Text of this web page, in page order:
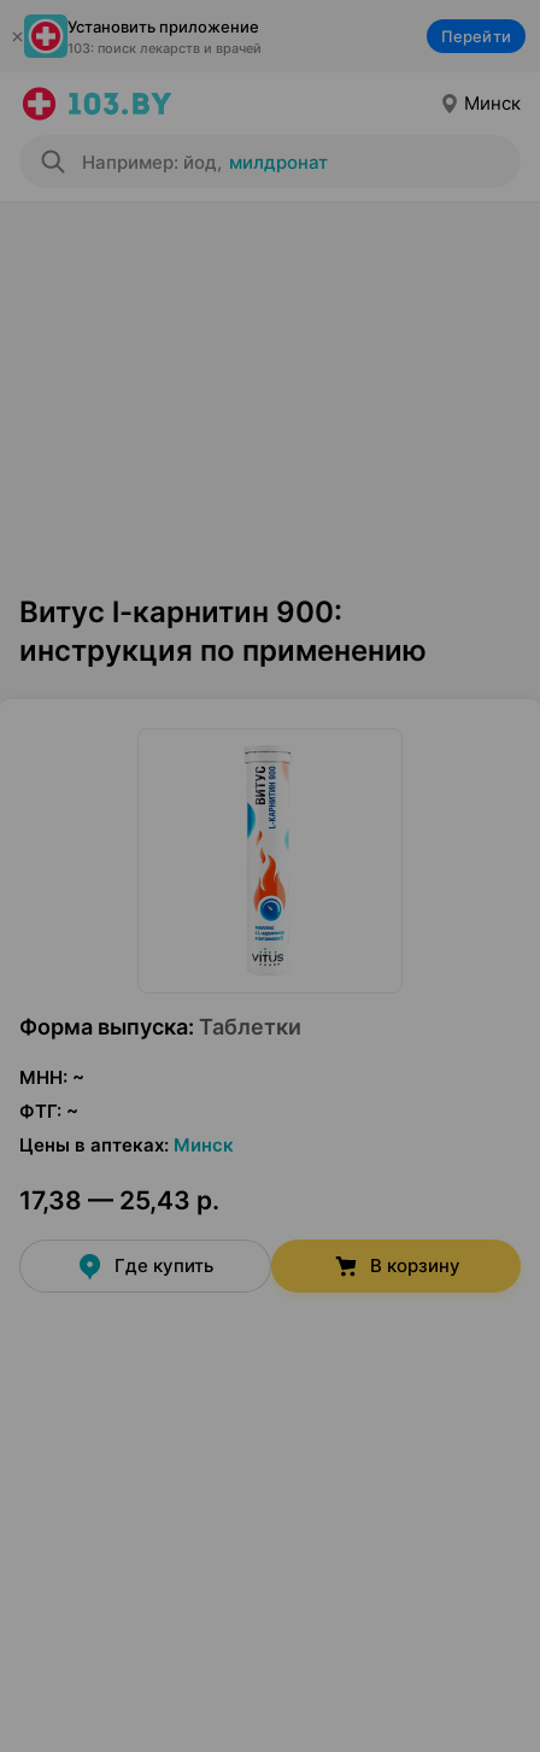
Установить приложение
103: поиск лекарств и врачей
Перейти
Минск
Например: йод, милдронат
Витус l-карнитин 900:
инструкция по применению
Форма выпуска: Таблетки
МНН: ~
ФТГ: ~
Цены в аптеках: Минск
17,38 — 25,43 р.
Где купить В корзину